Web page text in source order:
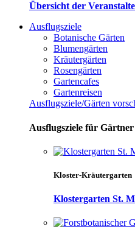
Übersicht der
Ausflugsziele
Botanische Gärten
Blumengärten
Kräutergärten
Rosengärten
Gartencafes
Gartenreisen
Ausflugsziele/Gärten
Ausflugsziele für
Kloster-Kräutergarten
Klostergarten St.